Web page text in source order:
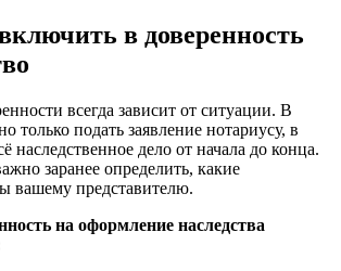
в доверенность
всегда зависит от ситуации. В
только подать заявление нотариусу, в
наследственное дело от начала до конца.
заранее определить, какие
вашему представителю.
на оформление наследства